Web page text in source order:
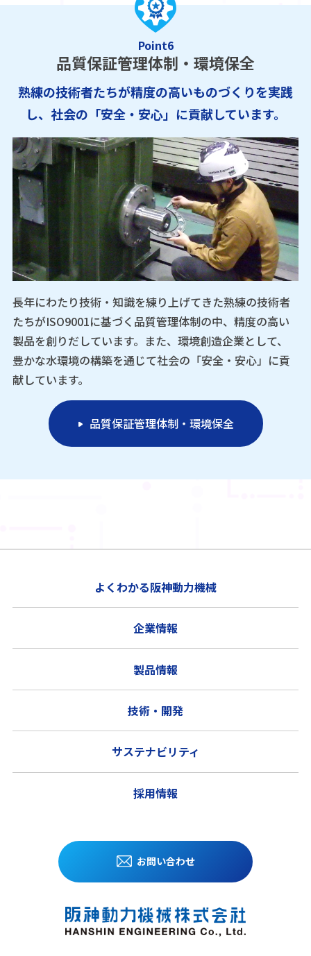
Point6
品質保証管理体制・環境保全
熟練の技術者たちが精度の高いものづくりを実践
し、社会の「安全・安心」に貢献しています。
長年にわたり技術・知識を練り上げてきた熟練の技術者
たちがISO9001に基づく品質管理体制の中、精度の高い
製品を創りだしています。また、環境創造企業として、
豊かな水環境の構築を通じて社会の「安全・安心」に貢
献しています。
品質保証管理体制・環境保全
お問い合わせ
よくわかる阪神動力機械
企業情報
製品情報
技術・開発
サステナビリティ
採用情報